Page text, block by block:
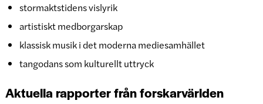
stormaktstidens vislyrik
artistiskt medborgarskap
klassisk musik i det moderna mediesamhället
tangodans som kulturellt uttryck
Aktuella rapporter från forskarvärlden